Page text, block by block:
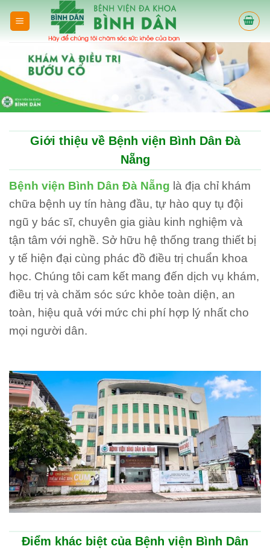
Giới thiệu về Bệnh viện Bình Dân Đà
Nẵng
Bệnh viện Bình Dân Đà Nẵng là địa chỉ khám
chữa bệnh uy tín hàng đầu, tự hào quy tụ đội
ngũ y bác sĩ, chuyên gia giàu kinh nghiệm và
tận tâm với nghề. Sở hữu hệ thống trang thiết bị
y tế hiện đại cùng phác đồ điều trị chuẩn khoa
học. Chúng tôi cam kết mang đến dịch vụ khám,
điều trị và chăm sóc sức khỏe toàn diện, an
toàn, hiệu quả với mức chi phí hợp lý nhất cho
mọi người dân.
Điểm khác biệt của Bệnh viện Bình Dân